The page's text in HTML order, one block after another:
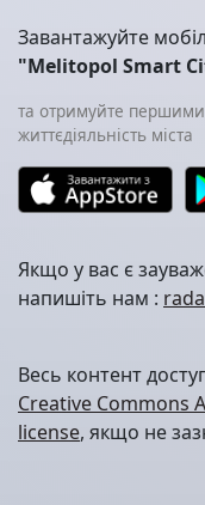
Завантажуйте
"Melitopol Smart
та отримуйте
життєдіяльність міста
Якщо у вас є
напишіть нам :
Весь контент
Creative Commons
license, якщо не